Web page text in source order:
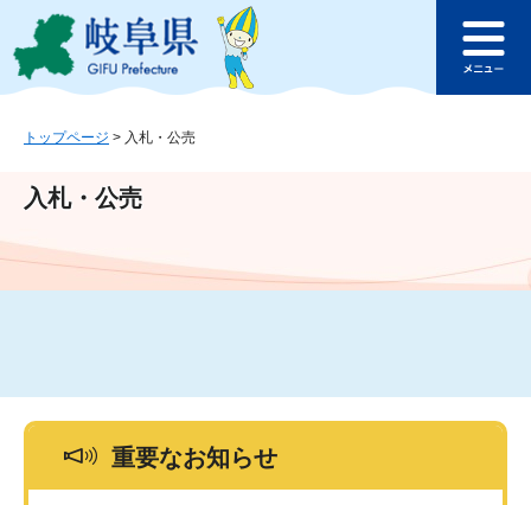
ジ
ュ
文
このページの本文へ
ュ
トップページ > 入札・公売
入札・公売
重要なお知らせ